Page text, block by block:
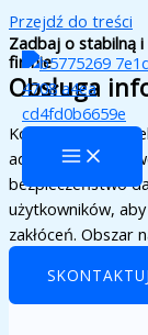
Przejdź do treści
Zadbaj o stabilną
firmie
Obsługa
Kompleksowa
administracją
bezpieczeństwo
użytkowników,
zakłóceń. Obszar